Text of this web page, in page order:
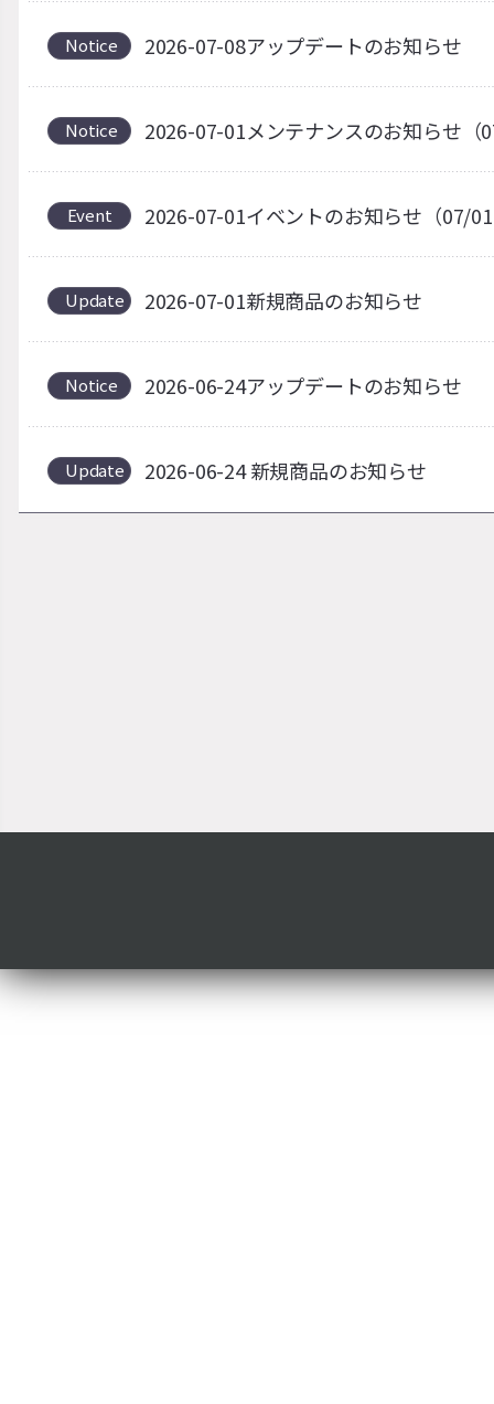
Notice 2026-07-08アップデートのお知らせ
Notice 2026-07-01メンテナンスのお知らせ（
Event 2026-07-01イベントのお知らせ（07/
Update 2026-07-01新規商品のお知らせ
Notice 2026-06-24アップデートのお知らせ
Update 2026-06-24 新規商品のお知らせ